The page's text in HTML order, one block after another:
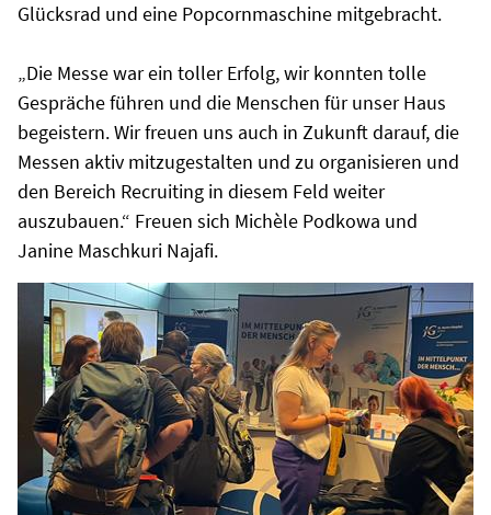
Glücksrad und eine Popcornmaschine mitgebracht.
„Die Messe war ein toller Erfolg, wir konnten tolle
Gespräche führen und die Menschen für unser Haus
begeistern. Wir freuen uns auch in Zukunft darauf, die
Messen aktiv mitzugestalten und zu organisieren und
den Bereich Recruiting in diesem Feld weiter
auszubauen.“ Freuen sich Michèle Podkowa und
Janine Maschkuri Najafi.